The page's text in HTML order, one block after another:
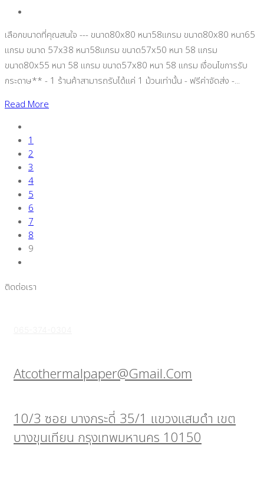
เลือกขนาดที่คุณสนใจ --- ขนาด80x80 หนา58แกรม ขนาด80x80 หนา65
แกรม ขนาด 57x38 หนา58แกรม ขนาด57x50 หนา 58 แกรม
ขนาด80x55 หนา 58 แกรม ขนาด57x80 หนา 58 แกรม เงื่อนไขการรับ
กระดาษ** - 1 ร้านค้าสามารถรับได้แค่ 1 ม้วนเท่านั้น - ฟรีค่าจัดส่ง -...
Read More
1
2
3
4
5
6
7
8
9
ติดต่อเรา
Atcothermalpaper@gmail.com
10/3 ซอย บางกระดี่ 35/1 แขวงแสมดำ เขต
บางขุนเทียน กรุงเทพมหานคร 10150